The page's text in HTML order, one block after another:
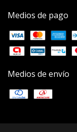
Medios de pago
Medios de envío